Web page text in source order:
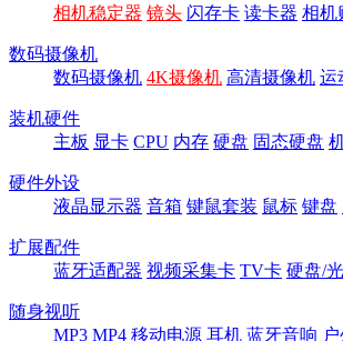
相机稳定器 镜头 闪存卡 读卡器 相机
数码摄像机
数码摄像机 4K摄像机 高清摄像机 运
装机硬件
主板 显卡 CPU 内存 硬盘 固态硬盘
硬件外设
液晶显示器 音箱 键鼠套装 鼠标 键盘
扩展配件
蓝牙适配器 视频采集卡 TV卡 硬盘/
随身视听
MP3 MP4 移动电源 耳机 蓝牙音响